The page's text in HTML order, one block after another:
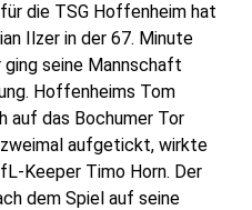
die TSG Hoffenheim hat
Ilzer in der 67. Minute
seine Mannschaft
Hoffenheims Tom
auf das Bochumer Tor
aufgetickt, wirkte
Keeper Timo Horn. Der
dem Spiel auf seine